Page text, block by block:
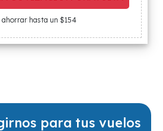
ahorrar hasta un $154
para tus vuelos